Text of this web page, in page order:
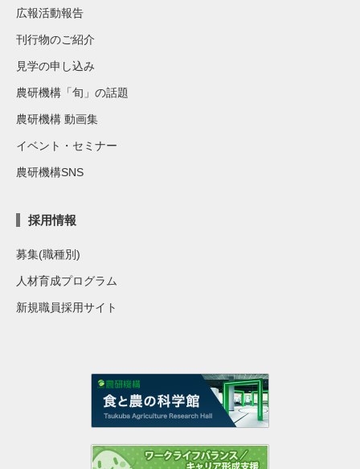
広報活動報告
刊行物のご紹介
見学の申し込み
農研機構「旬」の話題
農研機構 動画集
イベント・セミナー
農研機構SNS
採用情報
募集(職種別)
人材育成プログラム
新規職員採用サイト